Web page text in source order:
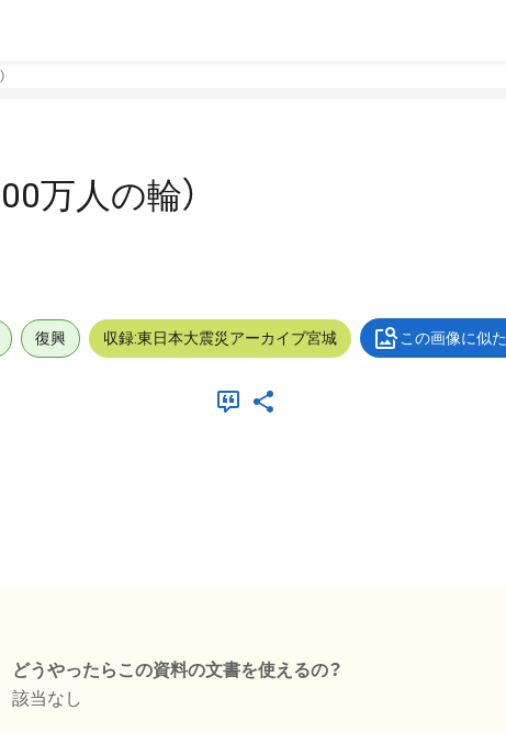
万人の輪）
復興 収録:東日本大震災アーカイブ宮城 この画像に似
どうやったらこの資料の文書を使えるの？
該当なし